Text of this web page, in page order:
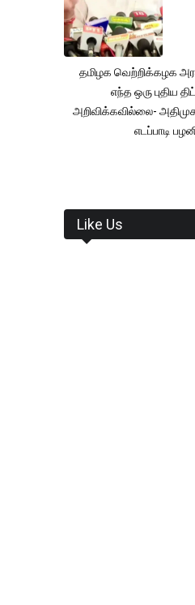
தமிழக வெற்றிக்கழக
எந்த ஒரு புதிய
அறிவிக்கவில்லை-
எடப்பாடி
Like Us